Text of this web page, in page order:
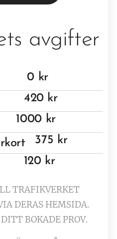
avgifter
0 kr
420 kr
1000 kr
375 kr
120 kr
TRAFIKVERKET
DERAS HEMSIDA.
BOKADE PROV.